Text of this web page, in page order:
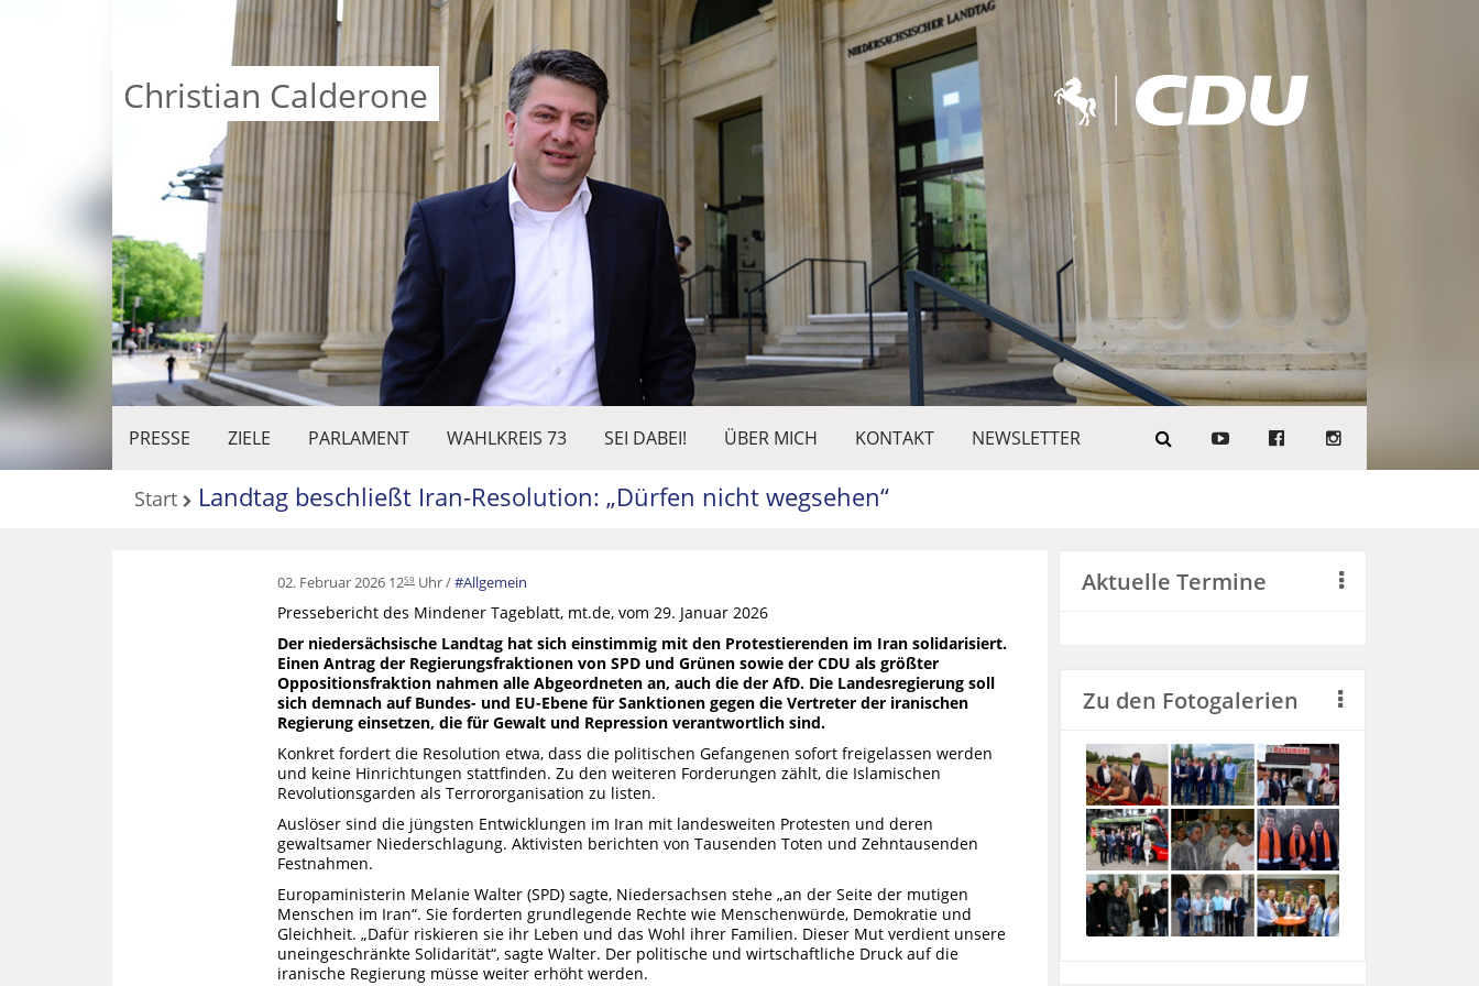
PRESSE ZIELE PARLAMENT WAHLKREIS 73 SEI DABEI! ÜBER MICH KONTAKT NEWSLETTER
Christian Calderone
Start Landtag beschließt Iran-Resolution: „Dürfen nicht wegsehen“
02. Februar 2026 1259 Uhr Allgemein
Pressebericht des Mindener Tageblatt, mt.de, vom 29. Januar 2026
Der niedersächsische Landtag hat sich einstimmig mit den Protestierenden im Iran solidarisiert.
Einen Antrag der Regierungsfraktionen von SPD und Grünen sowie der CDU als größter
Oppositionsfraktion nahmen alle Abgeordneten an, auch die der AfD. Die Landesregierung soll
sich demnach auf Bundes- und EU-Ebene für Sanktionen gegen die Vertreter der iranischen
Regierung einsetzen, die für Gewalt und Repression verantwortlich sind.
Konkret fordert die Resolution etwa, dass die politischen Gefangenen sofort freigelassen werden
und keine Hinrichtungen stattfinden. Zu den weiteren Forderungen zählt, die Islamischen
Revolutionsgarden als Terrororganisation zu listen.
Auslöser sind die jüngsten Entwicklungen im Iran mit landesweiten Protesten und deren
gewaltsamer Niederschlagung. Aktivisten berichten von Tausenden Toten und Zehntausenden
Festnahmen.
Europaministerin Melanie Walter (SPD) sagte, Niedersachsen stehe „an der Seite der mutigen
Menschen im Iran“. Sie forderten grundlegende Rechte wie Menschenwürde, Demokratie und
Gleichheit. „Dafür riskieren sie ihr Leben und das Wohl ihrer Familien. Dieser Mut verdient unsere
uneingeschränkte Solidarität“, sagte Walter. Der politische und wirtschaftliche Druck auf die
iranische Regierung müsse weiter erhöht werden.
Aktuelle Termine
Zu den Fotogalerien